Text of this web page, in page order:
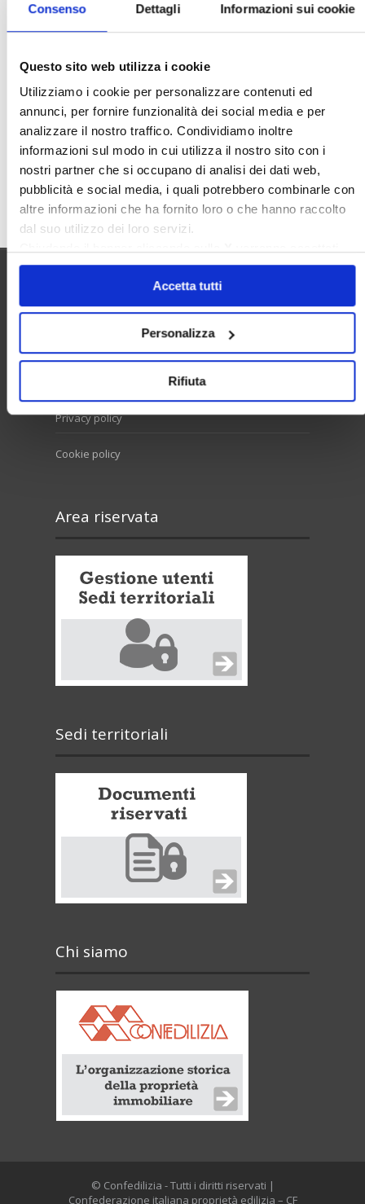
Consenso Dettagli Informazioni sui cookie
Questo sito web utilizza i cookie
Utilizziamo i cookie per personalizzare contenuti ed
annunci, per fornire funzionalità dei social media e per
analizzare il nostro traffico. Condividiamo inoltre
informazioni sul modo in cui utilizza il nostro sito con i
nostri partner che si occupano di analisi dei dati web,
pubblicità e social media, i quali potrebbero combinarle con
altre informazioni che ha fornito loro o che hanno raccolto
dal suo utilizzo dei loro servizi.
solo i cookie necessari.
Accetta tutti
Personalizza
Rifiuta
Trasferimenti
Valore Case
Privacy policy
Cookie policy
Area riservata
Sedi territoriali
Chi siamo
© Confedilizia - Tutti i diritti riservati |
Confederazione italiana proprietà edilizia – CF